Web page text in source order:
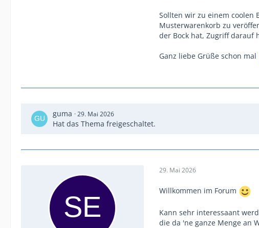
Sollten wir zu einem coolen
Musterwarenkorb zu
der Bock hat, Zugriff darauf
Ganz liebe Grüße schon mal
guma 29. Mai 2026
Hat das Thema freigeschaltet.
29. Mai 2026
Willkommen im Forum
Kann sehr interessaant
die da 'ne ganze Menge an